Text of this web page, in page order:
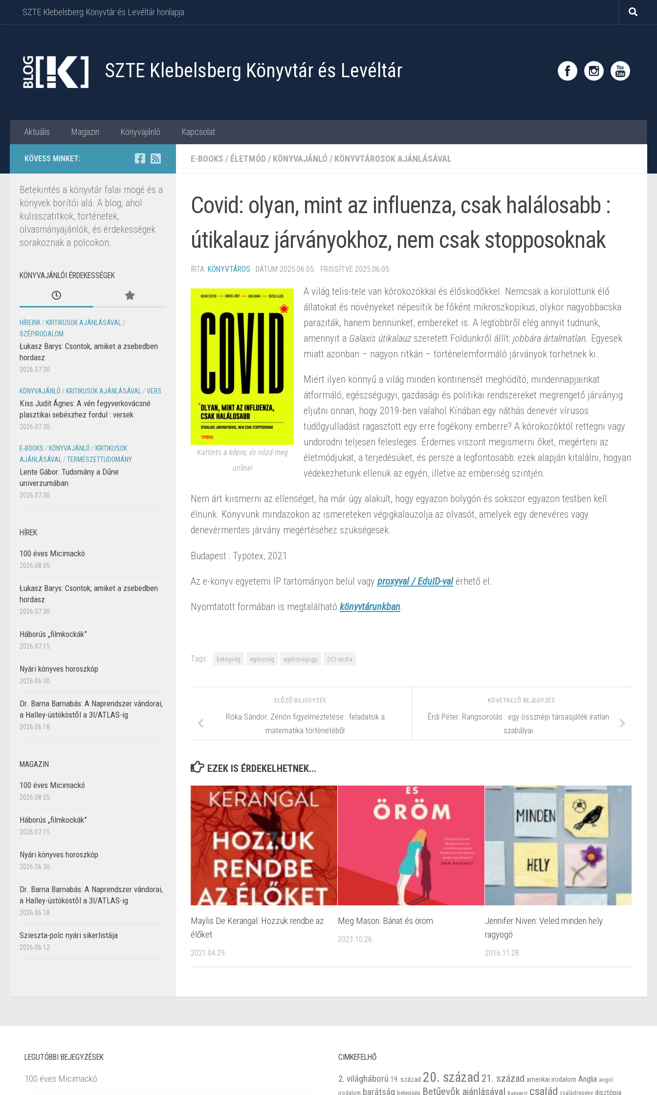
Skip to content
SZTE Klebelsberg Könyvtár és Levéltár honlapja
SZTE Klebelsberg Könyvtár és Levéltár
Aktuális Magazin Könyvajánló Kapcsolat
E-BOOKS / ÉLETMÓD / KÖNYVAJÁNLÓ / KÖNYVTÁROSOK AJÁNLÁSÁVAL
Covid: ​olyan, mint az influenza, csak halálosabb :
útikalauz járványokhoz, nem csak stopposoknak
ÍRTA: KÖNYVTÁROS · DÁTUM 2025.06.05. · FRISSÍTVE 2025.06.05.
Kattints a képre, és nézd meg
online!
A világ telis-tele van kórokozókkal és élősködőkkel. Nemcsak a körülöttünk élő
állatokat és növényeket népesítik be főként mikroszkopikus, olykor nagyobbacska
paraziták, hanem bennünket, embereket is. A legtöbbről elég annyit tudnunk,
amennyit a Galaxis útikalauzszeretett Földünkről állít:jobbára ártalmatlan. Egyesek
miatt azonban – nagyon ritkán – történelemformáló járványok törhetnek ki.
Miért ilyen könnyű a világ minden kontinensét meghódító, mindennapjainkat
átformáló, egészségügyi, gazdasági és politikai rendszereket megrengető járványig
eljutni onnan, hogy 2019-ben valahol Kínában egy náthás denevér vírusos
tüdőgyulladást ragasztott egy erre fogékony emberre? A kórokozóktól rettegni vagy
undorodni teljesen felesleges. Érdemes viszont megismerni őket, megérteni az
életmódjukat, a terjedésüket, és persze a legfontosabb: ezek alapján kitalálni, hogyan
védekezhetünk ellenük az egyén, illetve az emberiség szintjén.
Nem árt kiismerni az ellenséget, ha már úgy alakult, hogy egyazon bolygón és sokszor egyazon testben kell
élnünk. Könyvünk mindazokon az ismereteken végigkalauzolja az olvasót, amelyek egy denevéres vagy
denevérmentes járvány megértéséhez szükségesek.
Budapest : Typotex, 2021
Az e-könyv egyetemi IP tartományon belül vagy proxyval / EduID-valérhető el.
Nyomtatott formában is megtalálható könyvtárunkban.
Tags: betegség egészség egészségügy SCI-eszta
KÖVETKEZŐ BEJEGYZÉS
Érdi Péter: Rangsorolás : egy össznépi társasjáték íratlan
szabályai
ELŐZŐ BEJEGYZÉS
Róka Sándor: Zénón ​figyelmeztetése : feladatok a
matematika történetéből
EZEK IS ÉRDEKELHETNEK...
Maylis De Kerangal: Hozzuk rendbe az
élőket
2021.04.29.
Meg Mason: Bánat és öröm
2023.10.26.
Jennifer Niven: Veled minden hely
ragyogó
2016.11.28.
KÖVESS MINKET:
Betekintés a könyvtár falai mögé és a
könyvek borítói alá. A blog, ahol
kulisszatitkok, történetek,
olvasmányajánlók, és érdekességek
sorakoznak a polcokon.
KÖNYVAJÁNLÓI ÉRDEKESSÉGEK
HÍREINK / KRITIKUSOK AJÁNLÁSÁVAL
/
SZÉPIRODALOM
Łukasz Barys: Csontok, amiket a zsebedben
hordasz
2026.07.30.
KÖNYVAJÁNLÓ / KRITIKUSOK AJÁNLÁSÁVAL /VERS
Kiss Judit Ágnes: A vén fegyverkovácsné
plasztikai sebészhez fordul : versek
2026.07.30.
E-BOOKS / KÖNYVAJÁNLÓ / KRITIKUSOK
AJÁNLÁSÁVAL
/TERMÉSZETTUDOMÁNY
Lente Gábor: Tudomány a Dűne
univerzumában
2026.07.30.
HÍREK
100 éves Micimackó
2026.08.05.
Łukasz Barys: Csontok, amiket a zsebedben
hordasz
2026.07.30.
Háborús „filmkockák”
2026.07.15.
Nyári könyves horoszkóp
2026.06.30.
Dr. Barna Barnabás: A Naprendszer vándorai,
a Halley-üstököstől a 3I/ATLAS-ig
2026.06.18.
MAGAZIN
100 éves Micimackó
2026.08.05.
Háborús „filmkockák”
2026.07.15.
Nyári könyves horoszkóp
2026.06.30.
Dr. Barna Barnabás: A Naprendszer vándorai,
a Halley-üstököstől a 3I/ATLAS-ig
2026.06.18.
Szieszta-polc nyári sikerlistája
2026.06.12.
LEGUTÓBBI BEJEGYZÉSEK
100 éves Micimackó
CIMKEFELHŐ
2. világháború 19. század 20. század 21. század amerikai irodalom Anglia angol
irodalom barátság betegség Betűevők ajánlásával Budapest család családregény disztópia